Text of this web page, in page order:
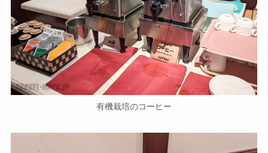
有機栽培のコーヒー